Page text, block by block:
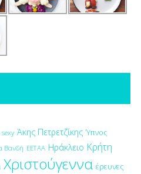
sexy Άκης Πετρετζίκης Ύπνος
Βανδή ΕΕΤΑΑ Ηράκλειο Κρήτη
Χριστούγεννα έρευνες